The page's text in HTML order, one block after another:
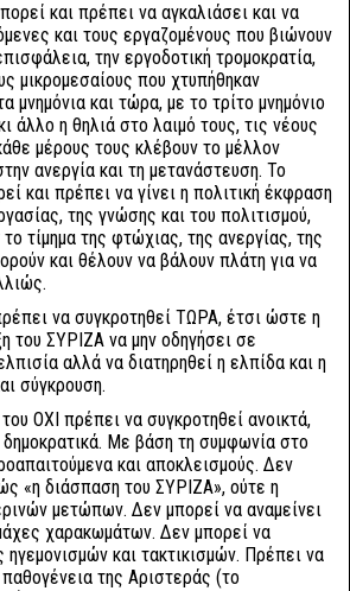
και πρέπει να αγκαλιάσει και να
και τους εργαζομένους που βιώνουν
την εργοδοτική τρομοκρατία,
μικρομεσαίους που χτυπήθηκαν
και τώρα, με το τρίτο μνημόνιο
άλλο η θηλιά στο λαιμό τους, τις νέους
μέρους τους κλέβουν το μέλλον
ανεργία και τη μετανάστευση. Το
και πρέπει να γίνει η πολιτική έκφραση
της γνώσης και του πολιτισμού,
τίμημα της φτώχιας, της ανεργίας, της
και θέλουν να βάλουν πλάτη για να
να συγκροτηθεί ΤΩΡΑ, έτσι ώστε η
του ΣΥΡΙΖΑ να μην οδηγήσει σε
αλλά να διατηρηθεί η ελπίδα και η
σύγκρουση.
ΟΧΙ πρέπει να συγκροτηθεί ανοικτά,
δημοκρατικά. Με βάση τη συμφωνία στο
και αποκλεισμούς. Δεν
«η διάσπαση του ΣΥΡΙΖΑ», ούτε η
μετώπων. Δεν μπορεί να αναμείνει
χαρακωμάτων. Δεν μπορεί να
ηγεμονισμών και τακτικισμών. Πρέπει να
της Αριστεράς (το